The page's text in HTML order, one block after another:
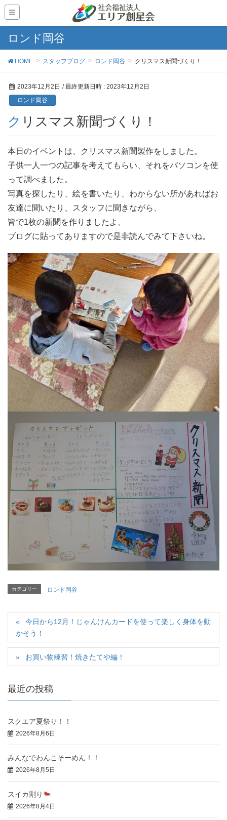
ロンド岡谷
HOME スタッフブログ ロンド岡谷 クリスマス新聞づくり！
2023年12月2日 / 最終更新日時 : 2023年12月2日
ロンド岡谷
クリスマス新聞づくり！
本日のイベントは、クリスマス新聞製作をしました。
子供一人一つの記事を考えてもらい、それをバソコンを使
って調べました。
写真を探したり、絵を書いたり、わからない所があればお
友達に聞いたり、スタッフに聞きながら、
皆で1枚の新聞を作りましたよ、
ブログに貼ってありますので是非読んでみて下さいね。
カテゴリー ロンド岡谷
今日から12月！じゃんけんカードを使って楽しく身体を動
かそう！
お買い物練習！焼きたてや編！
最近の投稿
スクエア夏祭り！！
2026年8月6日
みんなでわんこそーめん！！
2026年8月5日
スイカ割り
2026年8月4日